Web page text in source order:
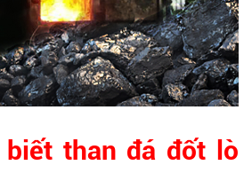
biết than đá đốt lò